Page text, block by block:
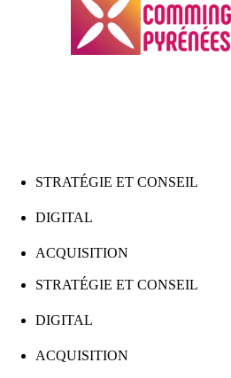
STRATÉGIE ET CONSEIL
DIGITAL
ACQUISITION
STRATÉGIE ET CONSEIL
DIGITAL
ACQUISITION